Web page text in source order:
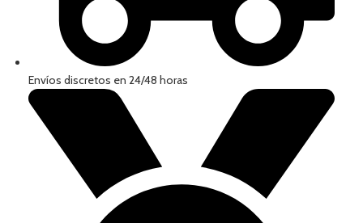
Envíos discretos en 24/48 horas